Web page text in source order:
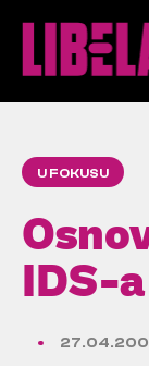
U FOKUSU
IDS-a